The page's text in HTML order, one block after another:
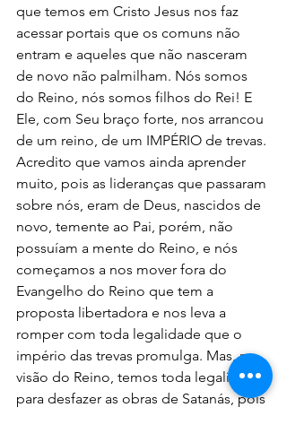
que temos em Cristo Jesus nos faz
acessar portais que os comuns não
entram e aqueles que não nasceram
de novo não palmilham. Nós somos
do Reino, nós somos filhos do Rei! E
Ele, com Seu braço forte, nos arrancou
de um reino, de um IMPÉRIO de trevas.
Acredito que vamos ainda aprender
muito, pois as lideranças que passaram
sobre nós, eram de Deus, nascidos de
novo, temente ao Pai, porém, não
possuíam a mente do Reino, e nós
começamos a nos mover fora do
Evangelho do Reino que tem a
proposta libertadora e nos leva a
romper com toda legalidade que o
império das trevas promulga. Mas, na
visão do Reino, temos toda legalidade
para desfazer as obras de Satanás, pois